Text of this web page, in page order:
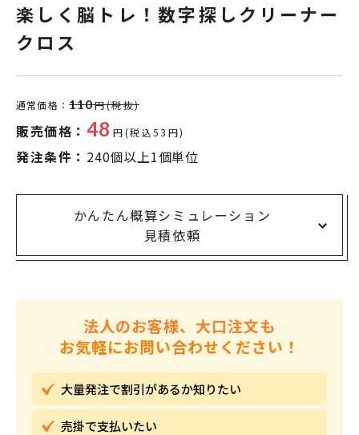
楽しく脳トレ！数字探しクリーナー
クロス
通常価格： 110円(税抜)
販売価格： 48 円(税込53円)
発注条件： 240個以上1個単位
かんたん概算シミュレーション
見積依頼
法人のお客様、大口注文も
お気軽にお問い合わせください！
大量発注で割引があるか知りたい
売掛で支払いたい